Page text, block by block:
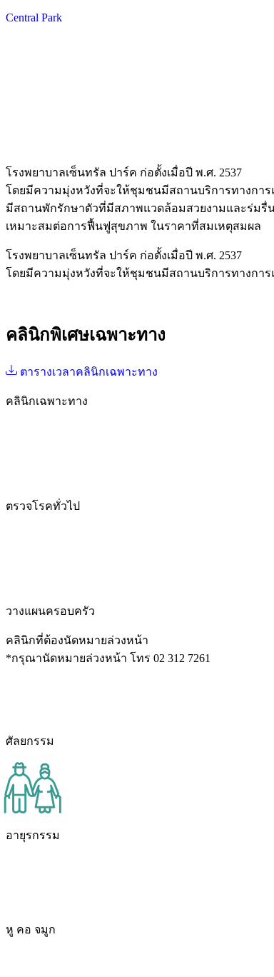
Central Park
โรงพยาบาลเซ็นทรัล ปาร์ค ก่อตั้งเมื่อปี พ.ศ. 2537
โดยมีความมุ่งหวังที่จะให้ชุมชนมีสถานบริการทางกา
มีสถานพักรักษาตัวที่มีสภาพแวดล้อมสวยงามและร่มรื่
เหมาะสมต่อการฟื้นฟูสุขภาพ ในราคาที่สมเหตุสมผล
โรงพยาบาลเซ็นทรัล ปาร์ค ก่อตั้งเมื่อปี พ.ศ. 2537
โดยมีความมุ่งหวังที่จะให้ชุมชนมีสถานบริการทางกา
คลินิกพิเศษเฉพาะทาง
ตารางเวลาคลินิกเฉพาะทาง
คลินิกเฉพาะทาง
ตรวจโรคทั่วไป
วางแผนครอบครัว
คลินิกที่ต้องนัดหมายล่วงหน้า
*กรุณานัดหมายล่วงหน้า โทร 02 312 7261
ศัลยกรรม
อายุรกรรม
หู คอ จมูก